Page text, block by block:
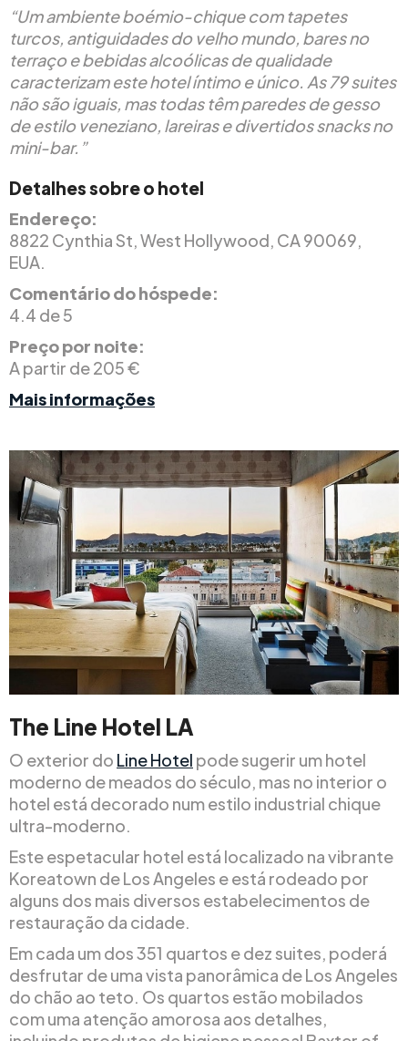
“Um ambiente boémio-chique com tapetes
turcos, antiguidades do velho mundo, bares no
terraço e bebidas alcoólicas de qualidade
caracterizam este hotel íntimo e único. As 79 suites
não são iguais, mas todas têm paredes de gesso
de estilo veneziano, lareiras e divertidos snacks no
mini-bar.”
Detalhes sobre o hotel
Endereço:
8822 Cynthia St, West Hollywood, CA 90069,
EUA.
Comentário do hóspede:
4.4 de 5
Preço por noite:
A partir de 205 €
Mais informações
The Line Hotel LA
O exterior do Line Hotel pode sugerir um hotel
moderno de meados do século, mas no interior o
hotel está decorado num estilo industrial chique
ultra-moderno.
Este espetacular hotel está localizado na vibrante
Koreatown de Los Angeles e está rodeado por
alguns dos mais diversos estabelecimentos de
restauração da cidade.
Em cada um dos 351 quartos e dez suites, poderá
desfrutar de uma vista panorâmica de Los Angeles
do chão ao teto. Os quartos estão mobilados
com uma atenção amorosa aos detalhes,